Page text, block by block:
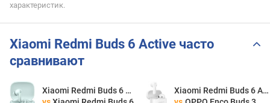
характеристик.
Xiaomi Redmi Buds 6 Active часто
сравнивают
Xiaomi Redmi Buds 6 Active
Xiaomi Redmi Buds 6 Active